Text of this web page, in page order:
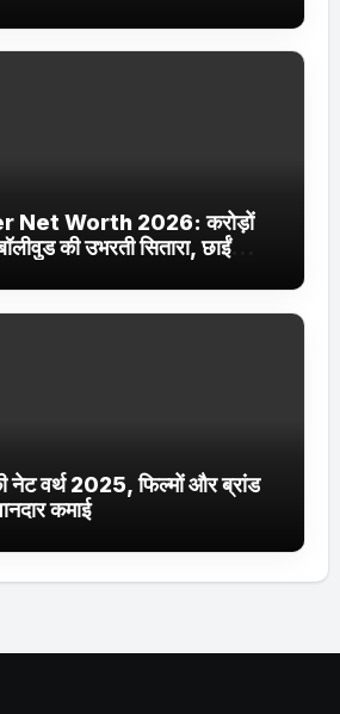
Net Worth 2026: करोड़ों
की उभरती सितारा, छाईं
नेट वर्थ 2025, फिल्मों और ब्रांड
कमाई